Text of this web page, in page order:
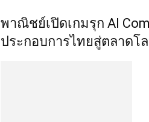
พาณิชย์เปิดเกมรุก AI
ประกอบการไทยสู่ตลาดโ